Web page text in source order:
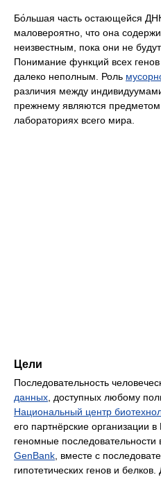
Бо́льшая часть остающейся
маловероятно, что она
неизвестным, пока они не
Понимание функций всех генов
далеко неполным. Роль
различия между
прежнему являются
лабораториях всего мира.
Цели
Последовательность
данных, доступных любому
Национальный центр
его партнёрские организации
геномные последовательности
GenBank, вместе с
гипотетических генов и